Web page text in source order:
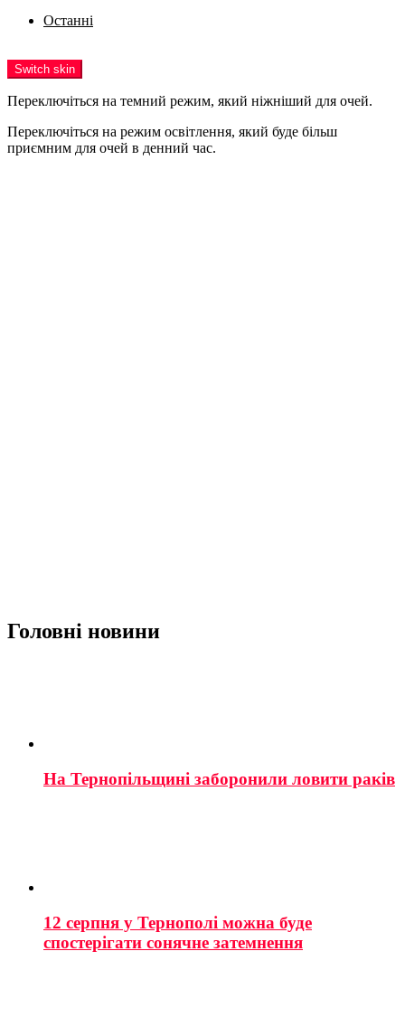
Останні
Switch skin
Переключіться на темний режим, який ніжніший для очей.
Переключіться на режим освітлення, який буде більш
приємним для очей в денний час.
Головні новини
На Тернопільщині заборонили ловити раків
12 серпня у Тернополі можна буде
спостерігати сонячне затемнення